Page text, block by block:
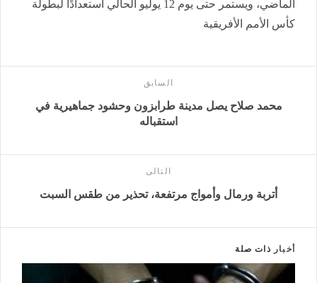
الماضي، ويستمر حتى يوم 12 يوليو الحالي استعدادًا لبطولة
كأس الأمم الأفريقية
السابق
محمد صلاح يصل مدينة طرابزون وحشود جماهيرية في
استقباله
التالى
أتربة ورمال وأمواج مرتفعة، تحذير من طقس السبت
أخبار ذات صلة